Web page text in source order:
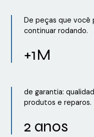
De peças que você
continuar rodando.
+1M
de garantia:
produtos e reparos.
2 anos